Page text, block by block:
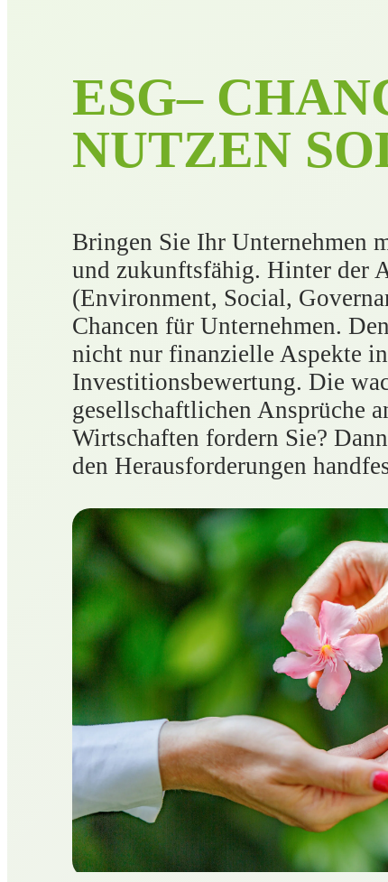
ESG– CHAN
NUTZEN SO
Bringen Sie Ihr Unternehmen
und zukunftsfähig. Hinter der
(Environment, Social,
Chancen für Unternehmen.
nicht nur finanzielle Aspekte
Investitionsbewertung. Die
gesellschaftlichen Ansprüche
Wirtschaften fordern Sie?
den Herausforderungen